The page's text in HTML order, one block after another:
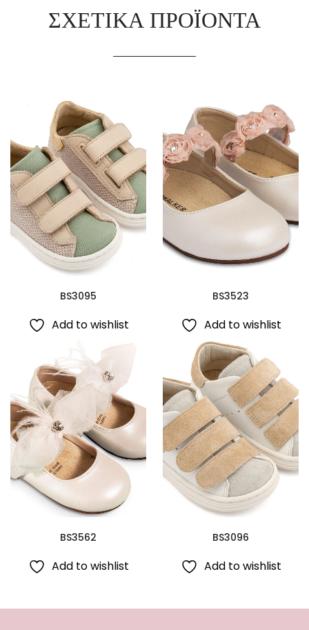
ΣΧΕΤΙΚΆ ΠΡΟΪΌΝΤΑ
BS3095
Add to wishlist
BS3523
Add to wishlist
BS3562
Add to wishlist
BS3096
Add to wishlist